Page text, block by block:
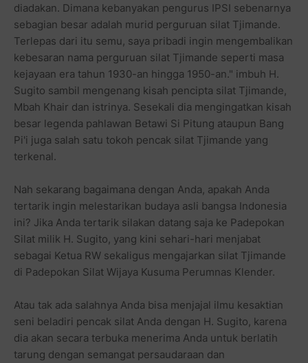
diadakan. Dimana kebanyakan pengurus IPSI sebenarnya
sebagian besar adalah murid perguruan silat Tjimande.
Terlepas dari itu semu, saya pribadi ingin mengembalikan
kebesaran nama perguruan silat Tjimande seperti masa
kejayaan era tahun 1930-an hingga 1950-an." imbuh H.
Sugito sambil mengenang kisah pencipta silat Tjimande,
Mbah Khair dan istrinya. Sesekali dia mengingatkan kisah
besar legenda pahlawan Betawi Si Pitung ataupun Bang
Pi'i juga salah satu tokoh pencak silat Tjimande yang
terkenal.
Nah sekarang bagaimana dengan Anda, apakah Anda
tertarik ingin melestarikan budaya asli bangsa Indonesia
ini? Jika Anda tertarik silakan datang saja ke Padepokan
Silat milik H. Sugito, yang kini sehari-hari menjabat
sebagai Ketua RW sekaligus mengajarkan silat Tjimande
di Padepokan Silat Wijaya Kusuma Perumnas Klender.
Atau tak ada salahnya Anda bisa menjajal ilmu kesaktian
seni beladiri pencak silat Anda dengan H. Sugito, karena
dia akan secara terbuka menerima Anda untuk berlatih
tarung dengan semangat persaudaraan dan